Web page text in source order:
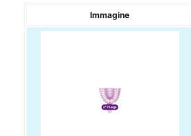
Immagine